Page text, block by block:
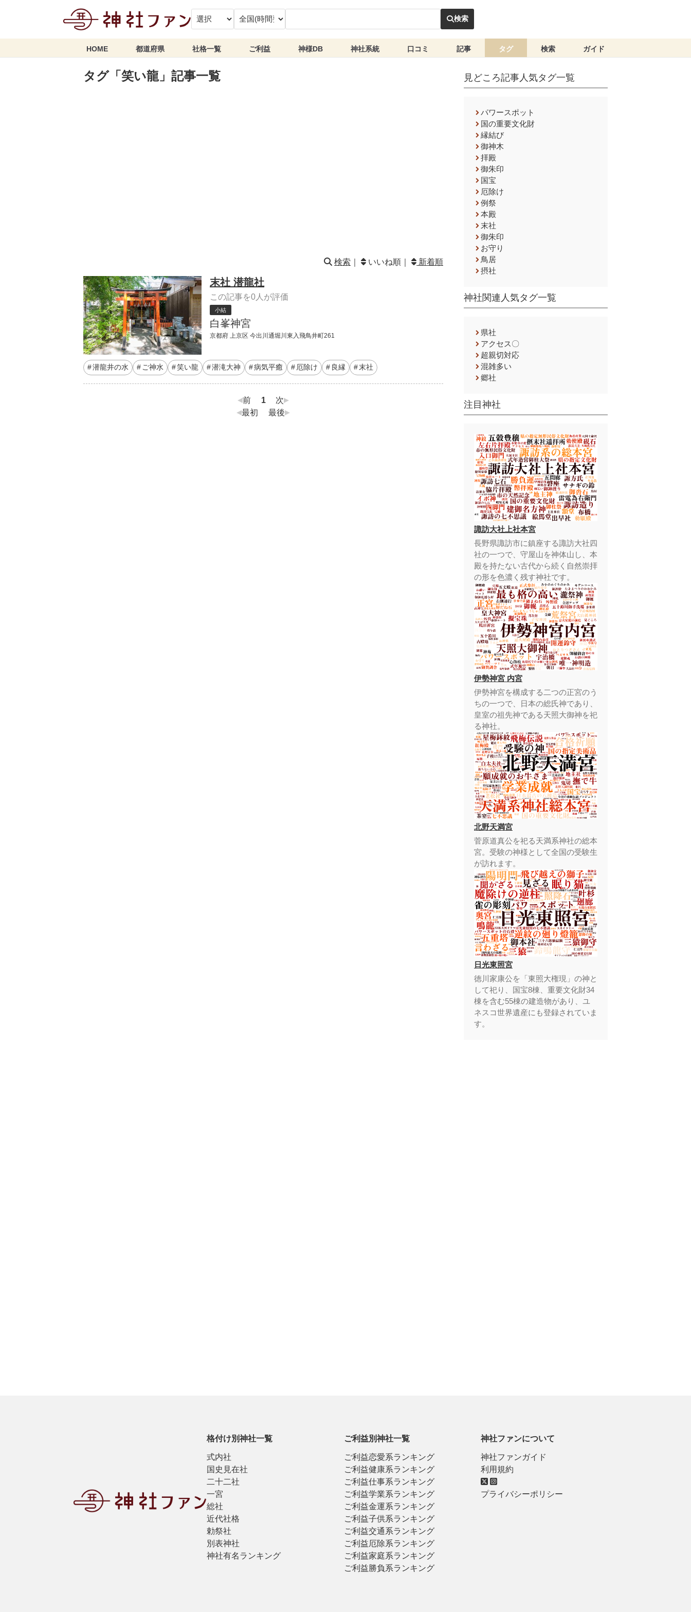
検索
HOME 都道府県 社格一覧 ご利益 神様DB 神社系統 口コミ 記事 タグ 検索 ガイド
タグ「笑い龍」記事一覧
検索 いいね順｜ 新着順
末社 潜龍社
この記事を0人が評価
小結
白峯神宮
京都府 上京区 今出川通堀川東入飛鳥井町261
潜龍井の水 ご神水 笑い龍 潜滝大神 病気平癒 厄除け 良縁 末社
前 1
次
最初
最後
見どころ記事人気タグ一覧
パワースポット
国の重要文化財
縁結び
御神木
拝殿
御朱印
国宝
厄除け
例祭
本殿
末社
御朱印
お守り
鳥居
摂社
神社関連人気タグ一覧
県社
アクセス〇
超親切対応
混雑多い
郷社
注目神社
諏訪大社上社本宮
長野県諏訪市に鎮座する諏訪大社四
社の一つで、守屋山を神体山し、本
殿を持たない古代から続く自然崇拝
の形を色濃く残す神社です。
伊勢神宮 内宮
伊勢神宮を構成する二つの正宮のう
ちの一つで、日本の総氏神であり、
皇室の祖先神である天照大御神を祀
る神社。
北野天満宮
菅原道真公を祀る天満系神社の総本
宮。受験の神様として全国の受験生
が訪れます。
日光東照宮
徳川家康公を「東照大権現」の神と
して祀り、国宝8棟、重要文化財34
棟を含む55棟の建造物があり、ユ
ネスコ世界遺産にも登録されていま
す。
格付け別神社一覧
式内社
国史見在社
二十二社
一宮
総社
近代社格
勅祭社
別表神社
神社有名ランキング
ご利益別神社一覧
ご利益恋愛系ランキング
ご利益健康系ランキング
ご利益仕事系ランキング
ご利益学業系ランキング
ご利益金運系ランキング
ご利益子供系ランキング
ご利益交通系ランキング
ご利益厄除系ランキング
ご利益家庭系ランキング
ご利益勝負系ランキング
神社ファンについて
神社ファンガイド
利用規約
プライバシーポリシー